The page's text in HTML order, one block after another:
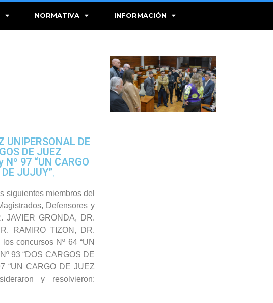
NORMATIVA INFORMACIÓN
UNIPERSONAL DE
DE JUEZ
Nº 97 “UN CARGO
JUJUY”,
siguientes miembros del
Defensores y
JAVIER GRONDA, DR.
RAMIRO TIZON, DR.
concursos Nº 64 “UN
93 “DOS CARGOS DE
“UN CARGO DE JUEZ
y resolvieron: